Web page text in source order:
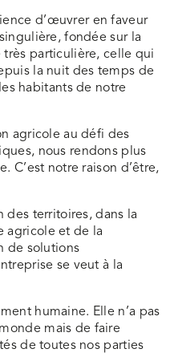
d’œuvrer en faveur
fondée sur la
particulière, celle qui
la nuit des temps de
habitants de notre
agricole au défi des
nous rendons plus
C’est notre raison d’être,
des territoires, dans la
agricole et de la
de solutions
se veut à la
humaine. Elle n’a pas
mais de faire
de toutes nos parties